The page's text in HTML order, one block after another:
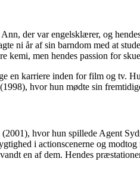
der var engelsklærer, og
ni år af sin barndom med at
kemi, men hendes passion for
en karriere inden for film og tv.
hvor hun mødte sin
hvor hun spillede Agent
i actionscenerne og
en af dem. Hendes